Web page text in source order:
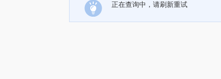
正在查询中，请刷新重试